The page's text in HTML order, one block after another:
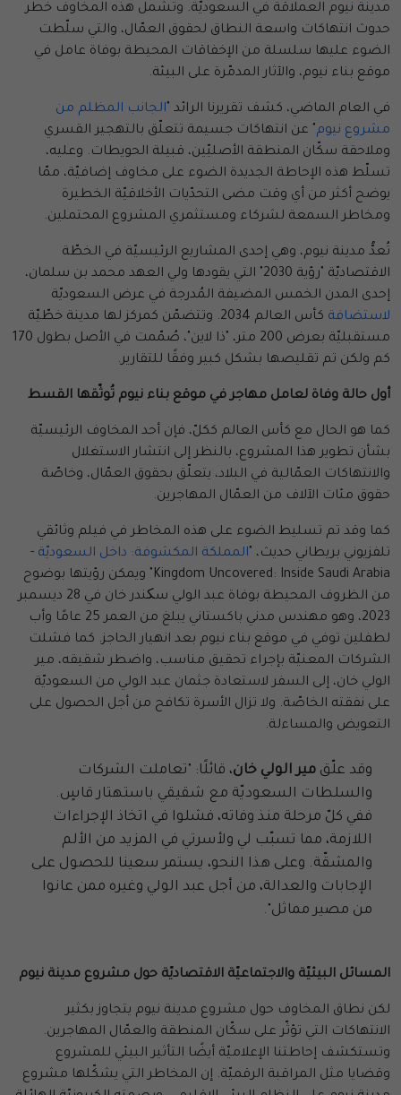
مدينة نيوم العملاقة في السعوديّة. وتشمل هذه المخاوف خطر
حدوث انتهاكات واسعة النطاق لحقوق العمّال، والتي سلّطت
الضوء عليها سلسلة من الإخفاقات المحيطة بوفاة عامل في
موقع بناء نيوم، والآثار المدمّرة على البيئة.
في العام الماضي، كشف تقريرنا الرائد " الجانب المظلم من
مشروع نيوم " عن انتهاكات جسيمة تتعلّق بالتهجير القسري
وملاحقة سكّان المنطقة الأصليّين، قبيلة الحويطات. وعليه،
تسلّط هذه الإحاطة الجديدة الضوء على مخاوف إضافيّة، ممّا
يوضح أكثر من أي وقت مضى التحدّيات الأخلاقيّة الخطيرة
ومخاطر السمعة لشركاء ومستثمري المشروع المحتملين.
تُعدُّ مدينة نيوم، وهي إحدى المشاريع الرئيسيّة في الخطّة
الاقتصاديّة "رؤية 2030" التي يقودها ولي العهد محمد بن سلمان،
إحدى المدن الخمس المضيفة المُدرجة في عرض السعوديّة
لاستضافة
كأس العالم 2034. وتتضمّن كمركز لها مدينة خطّيّة
مستقبليّة بعرض 200 متر، "ذا لاين"، صُمّمت في الأصل بطول 170
كم ولكن تم تقليصها بشكل كبير وفقًا للتقارير.
أول حالة وفاة لعامل مهاجر في موقع بناء نيوم تُوثّقها القسط
كما هو الحال مع كأس العالم ككلّ، فإن أحد المخاوف الرئيسيّة
بشأن تطوير هذا المشروع، بالنظر إلى انتشار الاستغلال
والانتهاكات العمّالية في البلاد، يتعلّق بحقوق العمّال، وخاصّة
حقوق مئات الآلاف من العمّال المهاجرين.
كما وقد تم تسليط الضوء على هذه المخاطر في فيلم وثائقي
تلفزيوني بريطاني حديث، " المملكة المكشوفة: داخل السعوديّة -
Kingdom Uncovered: Inside Saudi Arabia" ويمكن رؤيتها بوضوح
من الظروف المحيطة بوفاة عبد الولي سکندر خان في 28 ديسمبر
2023، وهو مهندس مدني باكستاني يبلغ من العمر 25 عامًا وأب
لطفلين توفي في موقع بناء نيوم بعد انهيار الحاجز. كما فشلت
الشركات المعنيّة بإجراء تحقيق مناسب، واضطر شقيقه، مير
الولي خان، إلى السفر لاستعادة جثمان عبد الولي من السعوديّة
على نفقته الخاصّة. ولا تزال الأسرة تكافح من أجل الحصول على
التعويض والمساءلة.
وقد علّق مير الولي خان، قائلًا: "تعاملت الشركات
والسلطات السعوديّة مع شقيقي باستهتار قاسٍ.
ففي كلّ مرحلة منذ وفاته، فشلوا في اتخاذ الإجراءات
اللازمة، مما تسبّب لي ولأسرتي في المزيد من الألم
والمشقّة. وعلى هذا النحو، يستمر سعينا للحصول على
الإجابات والعدالة، من أجل عبد الولي وغيره ممن عانوا
من مصير مماثل".
المسائل البيئيّة والاجتماعيّة الاقتصاديّة حول مشروع مدينة نيوم
لكن نطاق المخاوف حول مشروع مدينة نيوم يتجاوز بكثير
الانتهاكات التي تؤثّر على سكّان المنطقة والعمّال المهاجرين.
وتستكشف إحاطتنا الإعلاميّة أيضًا التأثير البيئي للمشروع
وقضايا مثل المراقبة الرقميّة. إن المخاطر التي يشكّلها مشروع